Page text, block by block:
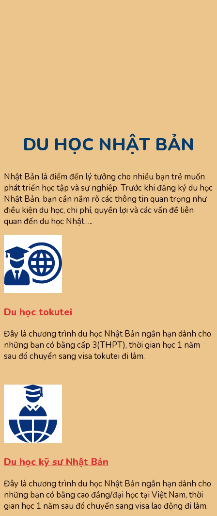
DU HỌC NHẬT BẢN
Nhật Bản là điểm đến lý tưởng cho nhiều bạn trẻ muốn
phát triển học tập và sự nghiệp. Trước khi đăng ký du học
Nhật Bản, bạn cần nắm rõ các thông tin quan trọng như
điều kiện du học, chi phí, quyền lợi và các vấn đề liên
quan đến du học Nhật…..
Du học tokutei
Đây là chương trình du học Nhật Bản ngắn hạn dành cho
những bạn có bằng cấp 3(THPT), thời gian học 1 năm
sau đó chuyển sang visa tokutei đi làm.
Du học kỹ sư Nhật Bản
Đây là chương trình du học Nhật Bản ngắn hạn dành cho
những bạn có bằng cao đẳng/đại học tại Việt Nam, thời
gian học 1 năm sau đó chuyển sang visa lao động đi làm.